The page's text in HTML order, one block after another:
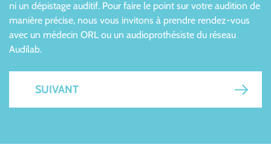
ni un dépistage auditif. Pour faire le point sur votre audition de
manière précise, nous vous invitons à prendre rendez-vous
avec un médecin ORL ou un audioprothésiste du réseau
Audilab.
SUIVANT